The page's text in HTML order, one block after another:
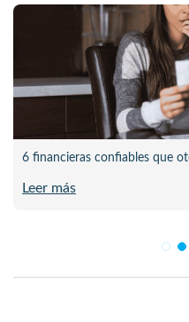
6 financieras confiables que
Leer más